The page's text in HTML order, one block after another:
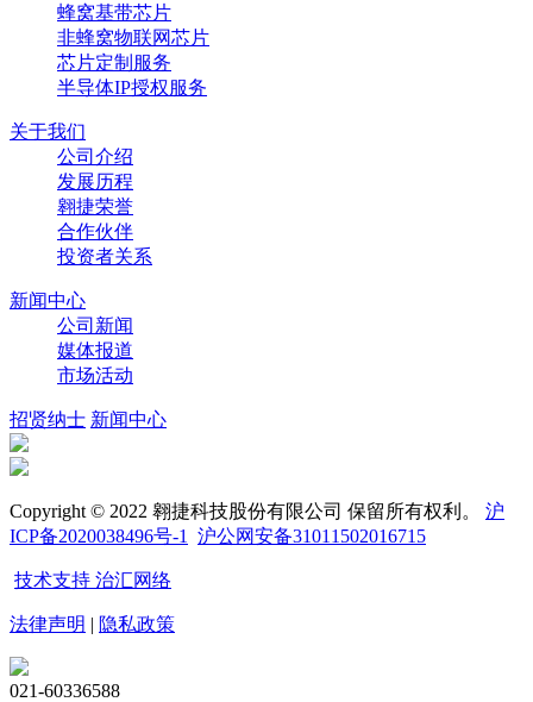
蜂窝基带芯片
非蜂窝物联网芯片
芯片定制服务
半导体IP授权服务
关于我们
公司介绍
发展历程
翱捷荣誉
合作伙伴
投资者关系
新闻中心
公司新闻
媒体报道
市场活动
招贤纳士 新闻中心
Copyright © 2022 翱捷科技股份有限公司 保留所有权利。 沪
ICP备2020038496号-1
沪公网安备31011502016715
技术支持 治汇网络
法律声明 | 隐私政策
021-60336588